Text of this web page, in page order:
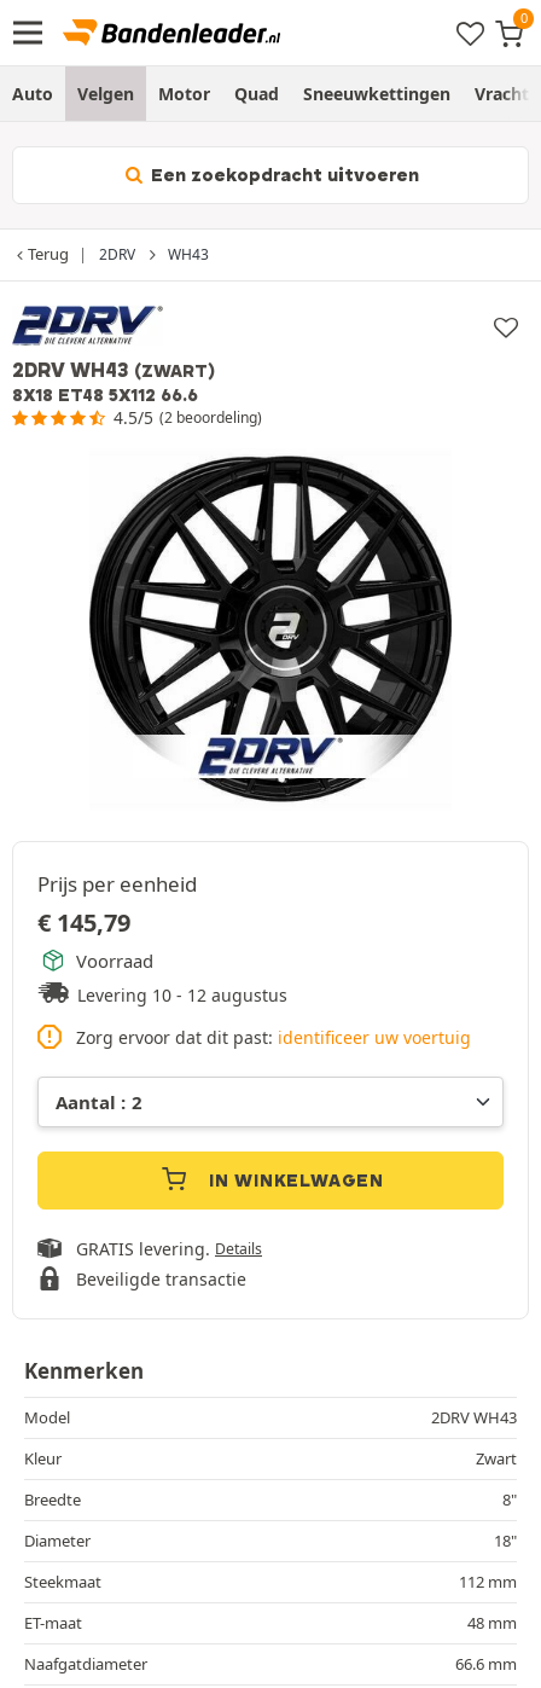
Auto Velgen Motor Quad Sneeuwkettingen
Een zoekopdracht uitvoeren
Terug 2DRV WH43
2DRV WH43 (ZWART)
8X18 ET48 5X112 66.6
4.5/5 (2 beoordeling)
Prijs per eenheid
€ 145,79
Voorraad
Levering 10 - 12 augustus
Zorg ervoor dat dit past: identificeer uw voertuig
IN WINKELWAGEN
GRATIS levering. Details
Beveiligde transactie
Kenmerken
Model
2DRV WH43
Kleur
Zwart
Breedte
8"
Diameter
18"
Steekmaat
112 mm
ET-maat
48 mm
Naafgatdiameter
66.6 mm